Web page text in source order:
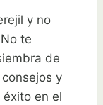
y no
te
de
y
en el